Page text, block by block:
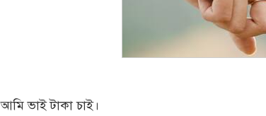
আমি ভাই টাকা চাই।